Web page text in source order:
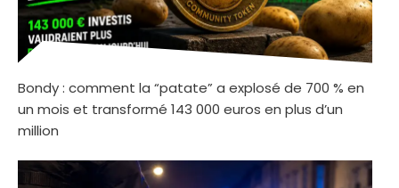
Bondy : comment la “patate” a explosé de 700 % en
un mois et transformé 143 000 euros en plus d’un
million